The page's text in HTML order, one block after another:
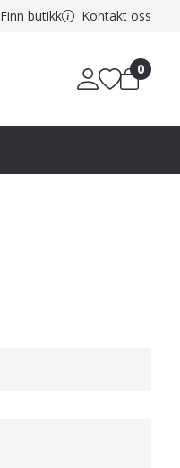
Finn butikk Kontakt oss
0